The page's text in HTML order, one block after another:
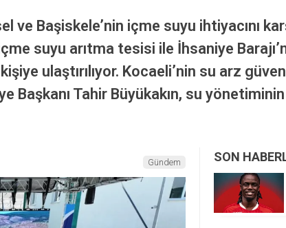
Başiskele’nin içme suyu ihtiyacını
suyu arıtma tesisi ile İhsaniye
ulaştırılıyor. Kocaeli’nin su arz
Başkanı Tahir Büyükakın, su
Gündem SON